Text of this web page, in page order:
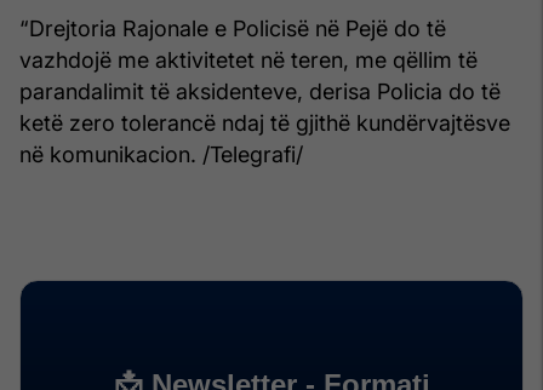
“Drejtoria Rajonale e Policisë në Pejë do të
vazhdojë me aktivitetet në teren, me qëllim të
parandalimit të aksidenteve, derisa Policia do të
ketë zero tolerancë ndaj të gjithë kundërvajtësve
në komunikacion. /Telegrafi/